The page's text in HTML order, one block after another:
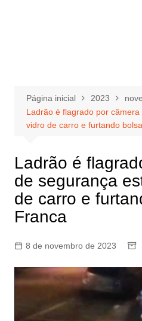
Página inicial 2023
Ladrão é flagrado por
vidro de carro e furtando
Ladrão é
de segurança
de carro e
Franca
8 de novembro de 2023